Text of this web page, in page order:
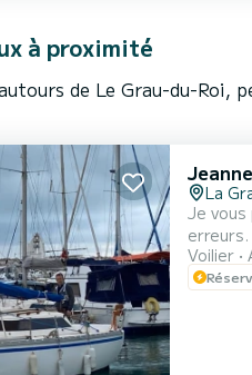
à proximité
de Le Grau-du-Roi,
La
Je vous
: plage
pour
Voilier